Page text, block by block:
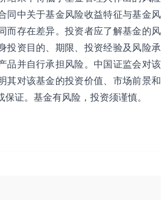
同中关于基金风险收益特征与基金风
而存在差异。投资者应了解基金的风
投资目的、期限、投资经验及风险承
品并自行承担风险。中国证监会对该
其对该基金的投资价值、市场前景和
证。基金有风险，投资须谨慎。